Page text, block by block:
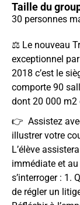
Taille du
30 personnes
⚖️ Le nouveau
exceptionnel
2018 c’est le
comporte 90
dont 20 000 m2
👉 Assistez
illustrer votre
L’élève
immédiate et
s’interroger : 1.
de régler un